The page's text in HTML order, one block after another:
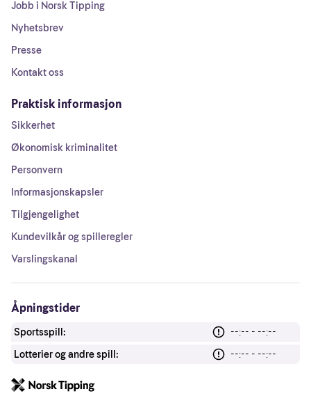
Jobb i Norsk Tipping
Nyhetsbrev
Presse
Kontakt oss
Praktisk informasjon
Sikkerhet
Økonomisk kriminalitet
Personvern
Informasjonskapsler
Tilgjengelighet
Kundevilkår og spilleregler
Varslingskanal
Åpningstider
Sportsspill:
--:-- - --:--
Lotterier og andre spill:
--:-- - --:--